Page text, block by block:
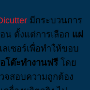
มีกระบวนการ
น ตั้งแต่การเลือก แผ่
เซอร์เพื่อทำให้ขอบ
โต๊ะทำงานฟรี โดย
สอบความถูกต้อง